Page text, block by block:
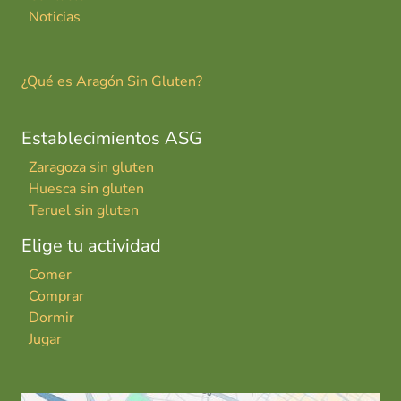
Noticias
¿Qué es Aragón Sin Gluten?
Establecimientos ASG
Zaragoza sin gluten
Huesca sin gluten
Teruel sin gluten
Elige tu actividad
Comer
Comprar
Dormir
Jugar